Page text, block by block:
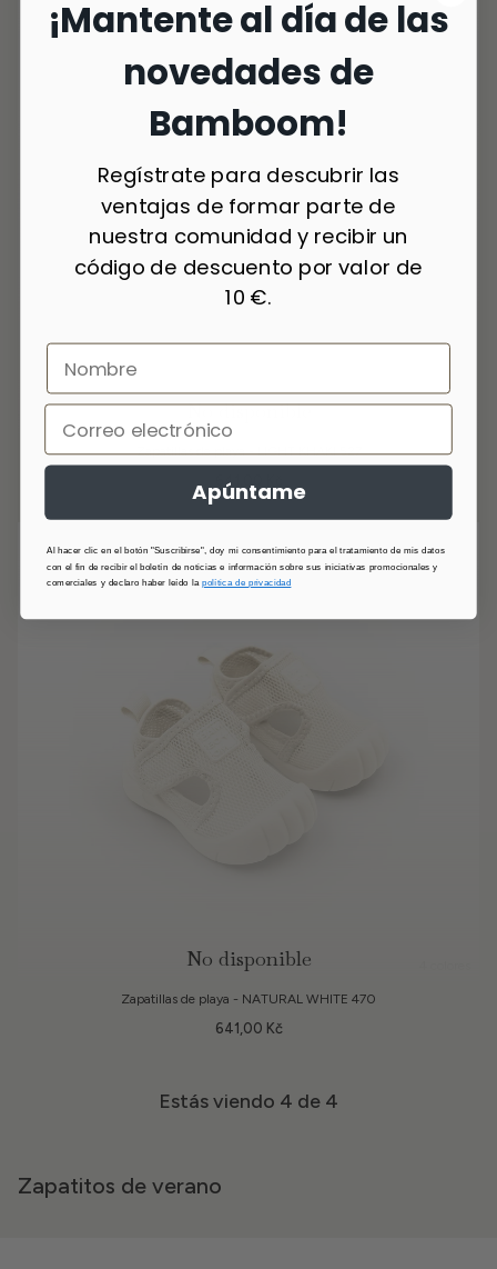
No disponible
Zapatillas de playa - LIGHT KHAKI 527
641,00 Kč
No disponible
Zapatillas de playa - NATURAL WHITE 470
641,00 Kč
Estás viendo 4 de 4
Zapatitos de verano
¡Mantente al día de las
novedades de
Bamboom!
Regístrate para descubrir las
ventajas de formar parte de
nuestra comunidad y recibir un
código de descuento por valor de
10 €.
Apúntame
Al hacer clic en el botón "Suscribirse", doy mi consentimiento para el tratamiento de mis datos
con el fin de recibir el boletín de noticias e información sobre sus iniciativas promocionales y
comerciales y declaro haber leído la política de privacidad